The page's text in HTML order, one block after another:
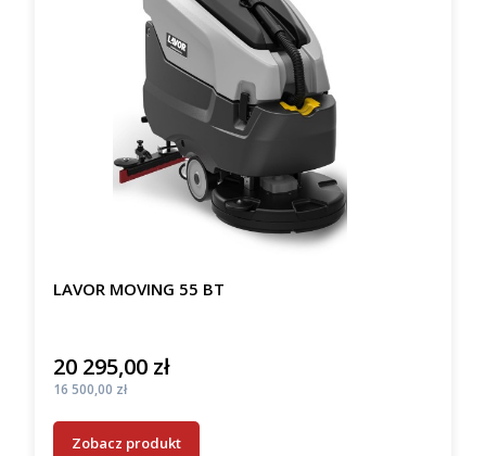
LAVOR MOVING 55 BT
Cena
20 295,00 zł
Cena
16 500,00 zł
Zobacz produkt